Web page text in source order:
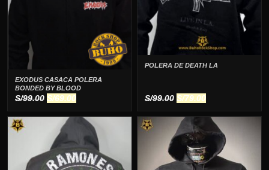
EXODUS CASACA POLERA
BONDED BY BLOOD
S/99.00 El
original
era:
S/99.00.
S/69.00El
actual
es:
S/69.00.
POLERA DE DEATH LA
S/99.00 El
original
era:
S/99.00.
S/79.00El
actual
es:
S/79.00.